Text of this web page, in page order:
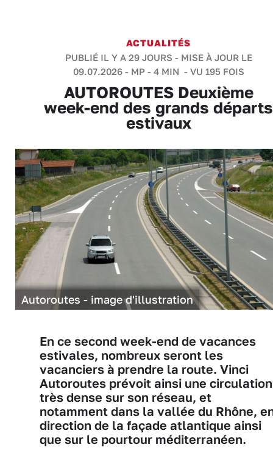
ACTUALITÉS
PUBLIÉ IL Y A 29 JOURS - MISE À JOUR LE
09.07.2026 - MP- 4 MIN - VU 195 FOIS
AUTOROUTES Deuxième
week-end des grands départs
estivaux
Autoroutes - image d'illustration
En ce second week-end de vacances
estivales, nombreux seront les
vacanciers à prendre la route. Vinci
Autoroutes prévoit ainsi une circulation
très dense sur son réseau, et
notamment dans la vallée du Rhône,
direction de la façade atlantique ainsi
que sur le pourtour méditerranéen.